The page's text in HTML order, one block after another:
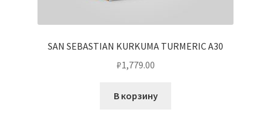
SAN SEBASTIAN KURKUMA TURMERIC A30
₽1,779.00
В корзину